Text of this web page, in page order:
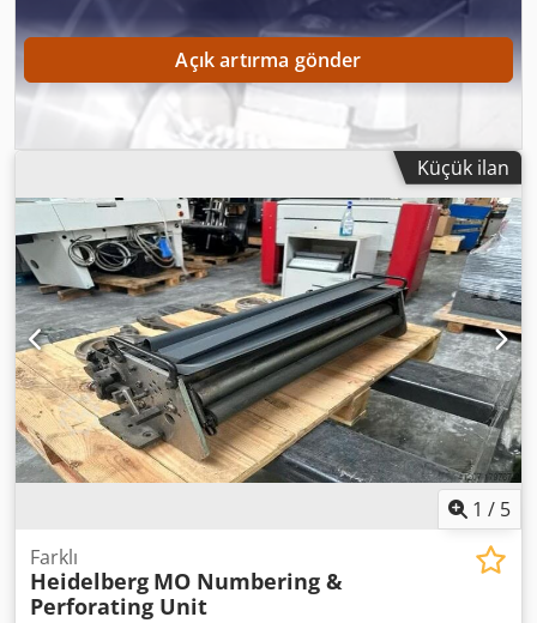
Açık artırma gönder
Küçük ilan
1 / 5
Farklı
Heidelberg MO Numbering &
Perforating Unit